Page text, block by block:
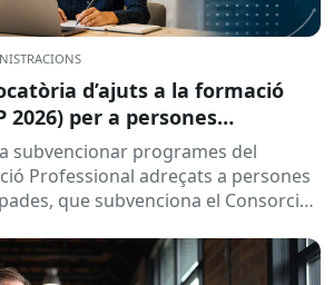
d’ajuts a la formació
2026) per a persones
subvencionar programes del
Professional adreçats a persones
que subvenciona el Consorci